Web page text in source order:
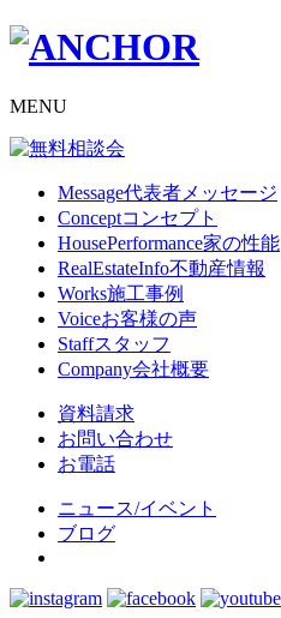
MENU
Message代表者メッセージ
Conceptコンセプト
HousePerformance家の性能
RealEstateInfo不動産情報
Works施工事例
Voiceお客様の声
Staffスタッフ
Company会社概要
資料請求
お問い合わせ
お電話
ニュース/イベント
ブログ